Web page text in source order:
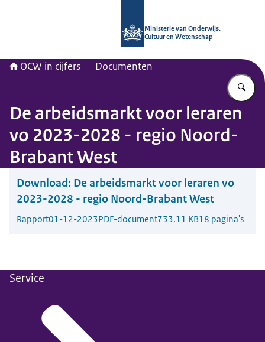
Ministerie van Onderwijs,
Cultuur en Wetenschap
OCW in cijfers Documenten
De arbeidsmarkt voor leraren
vo 2023-2028 - regio Noord-
Brabant West
Download: De arbeidsmarkt voor leraren vo
2023-2028 - regio Noord-Brabant West
Rapport01-12-2023PDF-document733.11 KB18 pagina's
Service